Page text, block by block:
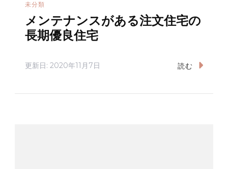
未分類
メンテナンスがある注文住宅の
長期優良住宅
更新日: 2020年11月7日 読む